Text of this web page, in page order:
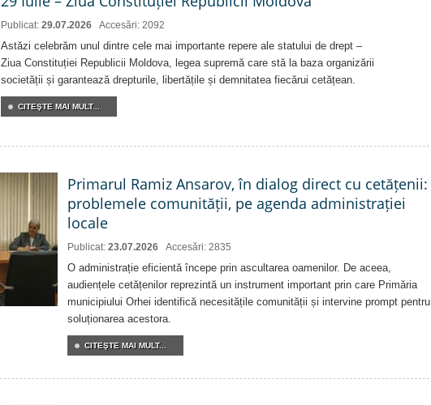
Publicat: 29.07.2026 Accesări: 2092
Astăzi celebrăm unul dintre cele mai importante repere ale statului de drept –
Ziua Constituției Republicii Moldova, legea supremă care stă la baza organizării
societății și garantează drepturile, libertățile și demnitatea fiecărui cetățean.
CITEŞTE MAI MULT...
Primarul Ramiz Ansarov, în dialog direct cu cetățenii:
problemele comunității, pe agenda administrației
locale
Publicat: 23.07.2026 Accesări: 2835
O administrație eficientă începe prin ascultarea oamenilor. De aceea,
audiențele cetățenilor reprezintă un instrument important prin care Primăria
municipiului Orhei identifică necesitățile comunității și intervine prompt pentru
soluționarea acestora.
CITEŞTE MAI MULT...